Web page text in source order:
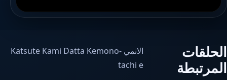
الحلقات
المرتبطة
الانمي Katsute Kami Datta Kemono-
tachi e